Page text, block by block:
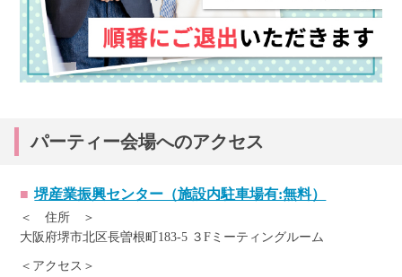
パーティー会場へのアクセス
堺産業振興センター（施設内駐車場有:無料）
＜ 住所 ＞
大阪府堺市北区長曽根町183-5 ３Fミーティングルーム
＜アクセス＞